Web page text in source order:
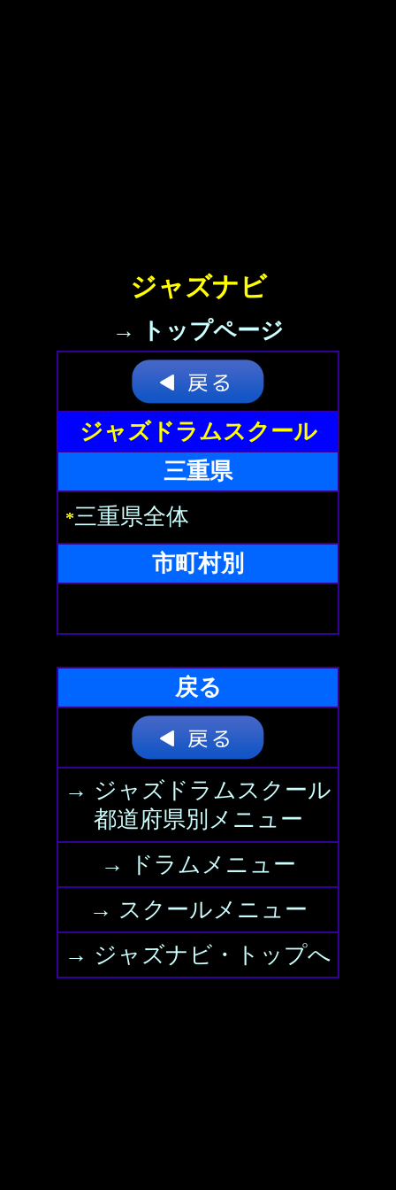
ジャズナビ
→ トップページ
ジャズドラムスクール
三重県
*三重県全体
市町村別
戻る
→ ジャズドラムスクール
都道府県別メニュー
→ ドラムメニュー
→ スクールメニュー
→ ジャズナビ・トップへ